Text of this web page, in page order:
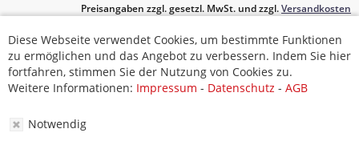
Preisangaben zzgl. gesetzl. MwSt. und zzgl.Versandkosten
Diese Webseite verwendet Cookies, um bestimmte Funktionen
zu ermöglichen und das Angebot zu verbessern. Indem Sie hier
fortfahren, stimmen Sie der Nutzung von Cookies zu.
Weitere Informationen: Impressum - Datenschutz - AGB
Notwendig
Diese Webseite verwendet Cookies, um bestimmte Funktionen
zu ermöglichen und das Angebot zu verbessern. Indem Sie hier
fortfahren, stimmen Sie der Nutzung von Cookies zu.
Weitere Informationen: Impressum - Datenschutz - AGB
Notwendig